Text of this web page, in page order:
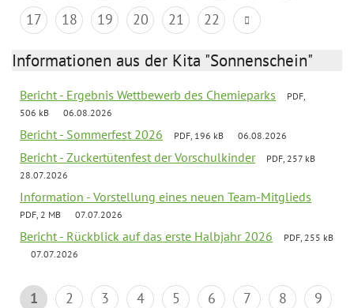
17
18 19 20 21 22
Informationen aus der Kita "Sonnenschein"
Bericht - Ergebnis Wettbewerb des Chemieparks
PDF,
506 kB
06.08.2026
Bericht - Sommerfest 2026 PDF, 196 kB 06.08.2026
Bericht - Zuckertütenfest der Vorschulkinder
PDF, 257 kB
28.07.2026
Information - Vorstellung eines neuen Team-Mitglieds
PDF, 2 MB 07.07.2026
Bericht - Rückblick auf das erste Halbjahr 2026
PDF, 255 kB
07.07.2026
1 2 3 4 5 6 7 8
9